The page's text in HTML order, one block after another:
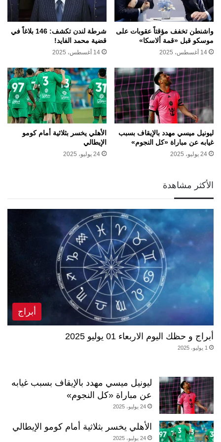
واشنطن تخفف مؤقتاً عقوبات على
موسكو قبل «قمة ألاسكا»
14 أغسطس، 2025
شرطة لندن تكشف: 146 بلاغاً في
قضية محمد الفايد!
14 أغسطس، 2025
ليونيل ميسي مهدد بالإيقاف بسبب
غيابه عن مباراة «كل النجوم»
24 يوليو، 2025
الأهلي يخسر بثلاثية أمام كومو
الإيطالي
24 يوليو، 2025
الأكثر مشاهدة
أبراج
أبراج و حظك اليوم الاربعاء 01 يوليو 2025
1 يوليو، 2025
ليونيل ميسي مهدد بالإيقاف بسبب غيابه
عن مباراة «كل النجوم»
24 يوليو، 2025
الأهلي يخسر بثلاثية أمام كومو الإيطالي
24 يوليو، 2025